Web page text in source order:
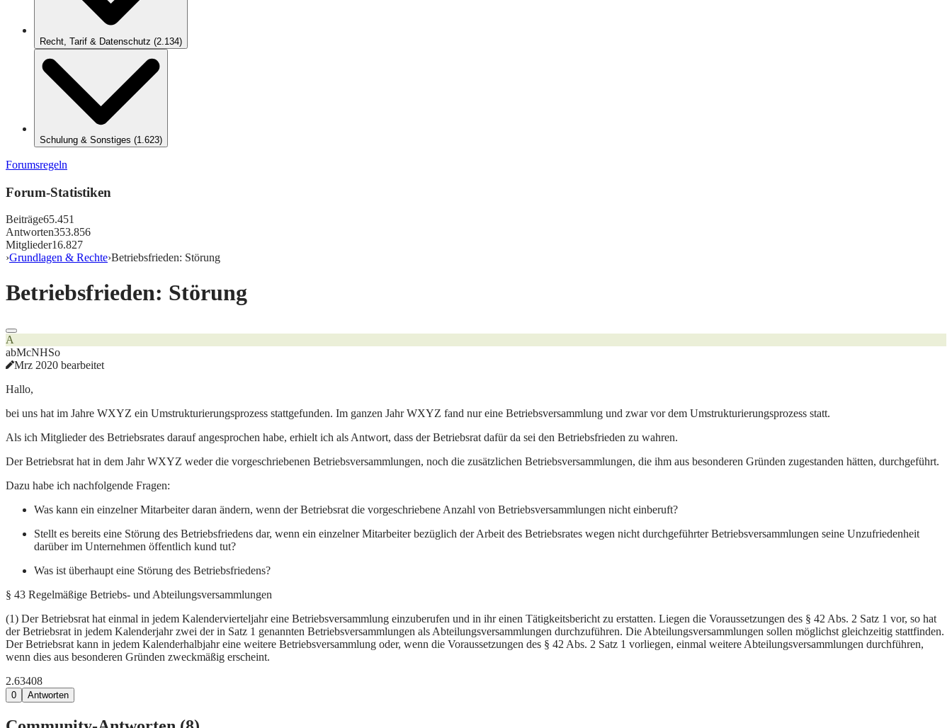
Recht, Tarif & Datenschutz (2.134)
Schulung & Sonstiges (1.623)
Forumsregeln
Forum-Statistiken
Beiträge65.451
Antworten353.856
Mitglieder16.827
›Grundlagen & Rechte›Betriebsfrieden: Störung
Betriebsfrieden: Störung
A
abMcNHSo
Mrz 2020 bearbeitet
Hallo,
bei uns hat im Jahre WXYZ ein Umstrukturierungsprozess stattgefunden. Im ganzen Jahr WXYZ fand nur eine Betriebsversammlung und zwar vor dem Umstrukturierungsprozess statt.
Als ich Mitglieder des Betriebsrates darauf angesprochen habe, erhielt ich als Antwort, dass der Betriebsrat dafür da sei den Betriebsfrieden zu wahren.
Der Betriebsrat hat in dem Jahr WXYZ weder die vorgeschriebenen Betriebsversammlungen, noch die zusätzlichen Betriebsversammlungen, die ihm aus besonderen Gründen zugestanden hätten, durchgeführt.
Dazu habe ich nachfolgende Fragen:
Was kann ein einzelner Mitarbeiter daran ändern, wenn der Betriebsrat die vorgeschriebene Anzahl von Betriebsversammlungen nicht einberuft?
Stellt es bereits eine Störung des Betriebsfriedens dar, wenn ein einzelner Mitarbeiter bezüglich der Arbeit des Betriebsrates wegen nicht durchgeführter Betriebsversammlungen seine Unzufriedenheit
darüber im Unternehmen öffentlich kund tut?
Was ist überhaupt eine Störung des Betriebsfriedens?
§ 43 Regelmäßige Betriebs- und Abteilungsversammlungen
(1) Der Betriebsrat hat einmal in jedem Kalendervierteljahr eine Betriebsversammlung einzuberufen und in ihr einen Tätigkeitsbericht zu erstatten. Liegen die Voraussetzungen des § 42 Abs. 2 Satz 1 vor, so hat
der Betriebsrat in jedem Kalenderjahr zwei der in Satz 1 genannten Betriebsversammlungen als Abteilungsversammlungen durchzuführen. Die Abteilungsversammlungen sollen möglichst gleichzeitig stattfinden.
Der Betriebsrat kann in jedem Kalenderhalbjahr eine weitere Betriebsversammlung oder, wenn die Voraussetzungen des § 42 Abs. 2 Satz 1 vorliegen, einmal weitere Abteilungsversammlungen durchführen,
wenn dies aus besonderen Gründen zweckmäßig erscheint.
2.63408
0 Antworten